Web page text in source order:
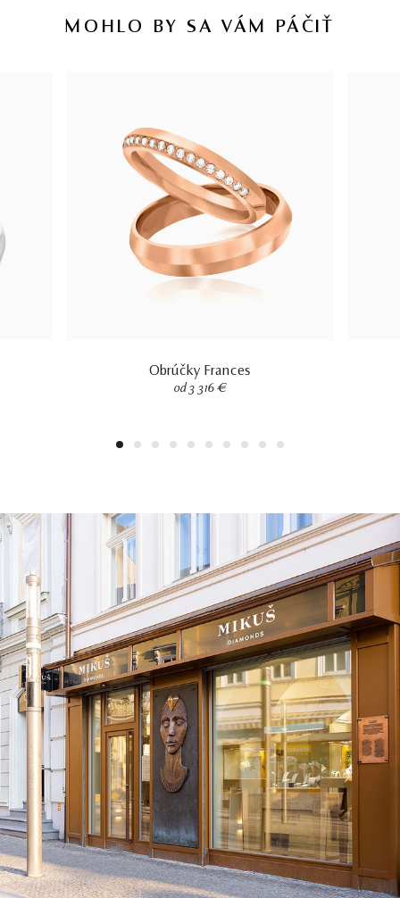
MOHLO BY SA VÁM PÁČIŤ
Obrúčky Frances
od 3 316 €
1 2 3 4 5 6 7 8 9 10